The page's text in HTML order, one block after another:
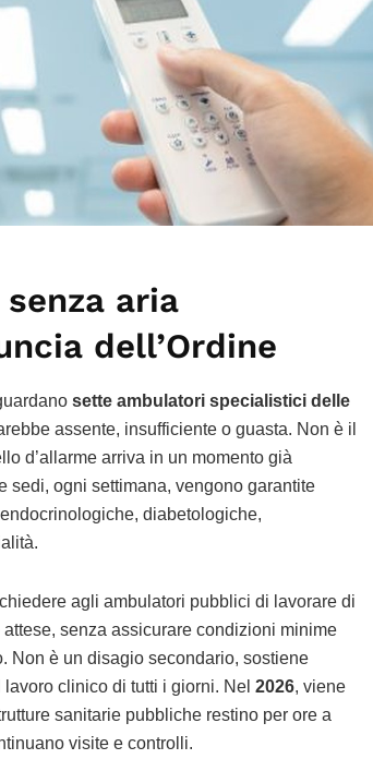
aria
dell’Ordine
sette ambulatori specialistici delle
assente, insufficiente o guasta. Non è il
d’allarme arriva in un momento già
sedi, ogni settimana, vengono garantite
diabetologiche,
agli ambulatori pubblici di lavorare di
senza assicurare condizioni minime
Non è un disagio secondario, sostiene
lavoro clinico di tutti i giorni. Nel 2026, viene
sanitarie pubbliche restino per ore a
visite e controlli.